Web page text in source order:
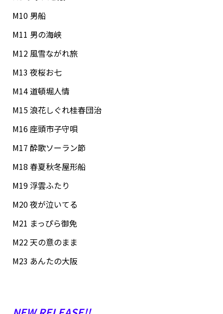
M10 男船
M11 男の海峡
M12 風雪ながれ旅
M13 夜桜お七
M14 道頓堀人情
M15 浪花しぐれ桂春団治
M16 座頭市子守唄
M17 酔歌ソーラン節
M18 春夏秋冬屋形船
M19 浮雲ふたり
M20 夜が泣いてる
M21 まっぴら御免
M22 天の意のまま
M23 あんたの大阪